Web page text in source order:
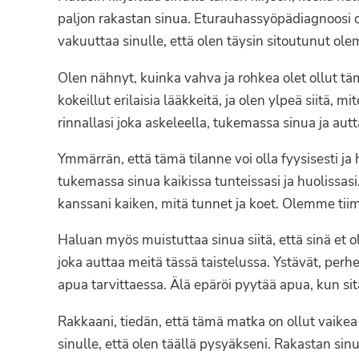
Syöpäyhdistyksen
jäsenjärjestö.
paljon rakastan sinua.
vakuuttaa sinulle, että olen täysin sitoutunut
Olen nähnyt, kuinka vahva ja rohkea olet ollut
kokeillut erilaisia lääkkeitä, ja olen ylpeä siitä,
rinnallasi joka askeleella, tukemassa sinua ja
Ymmärrän, että tämä tilanne voi olla fyysisesti
tukemassa sinua kaikissa tunteissasi ja
kanssani kaiken, mitä tunnet ja koet. Olemme
Haluan myös muistuttaa sinua siitä, että sinä et
joka auttaa meitä tässä taistelussa. Ystävät,
apua tarvittaessa. Älä epäröi pyytää apua, kun
Rakkaani, tiedän, että tämä matka on ollut
sinulle, että olen täällä pysyäkseni. Rakastan